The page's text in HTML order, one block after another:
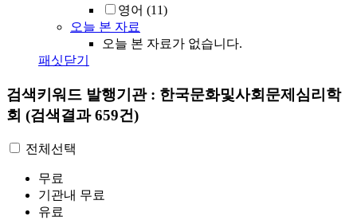
영어 (11)
오늘 본 자료
오늘 본 자료가 없습니다.
패싯닫기
검색키워드 발행기관 : 한국문화및사회문제심리학
회 (검색결과 659건)
전체선택
무료
기관내 무료
유료